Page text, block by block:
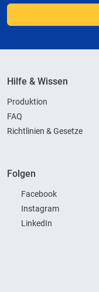
Hilfe & Wissen
Produktion
FAQ
Richtlinien & Gesetze
Folgen
Facebook
Instagram
LinkedIn